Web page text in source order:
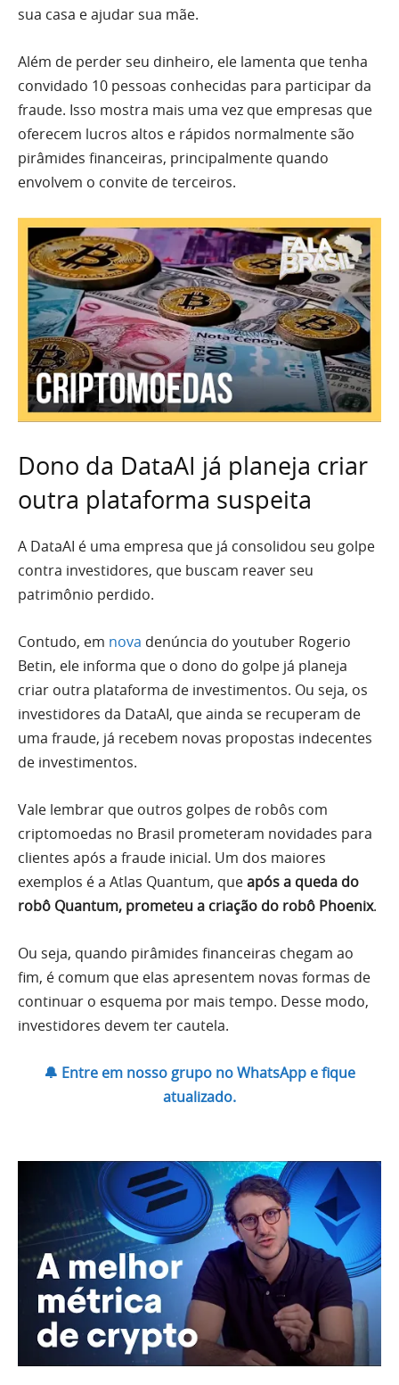
sua casa e ajudar sua mãe.
Além de perder seu dinheiro, ele lamenta que tenha
convidado 10 pessoas conhecidas para participar da
fraude. Isso mostra mais uma vez que empresas que
oferecem lucros altos e rápidos normalmente são
pirâmides financeiras, principalmente quando
envolvem o convite de terceiros.
Dono da DataAI já planeja criar
outra plataforma suspeita
A DataAI é uma empresa que já consolidou seu golpe
contra investidores, que buscam reaver seu
patrimônio perdido.
Contudo, em nova denúncia do youtuber Rogerio
Betin, ele informa que o dono do golpe já planeja
criar outra plataforma de investimentos. Ou seja, os
investidores da DataAI, que ainda se recuperam de
uma fraude, já recebem novas propostas indecentes
de investimentos.
Vale lembrar que outros golpes de robôs com
criptomoedas no Brasil prometeram novidades para
clientes após a fraude inicial. Um dos maiores
exemplos é a Atlas Quantum, queapós a queda do
robô Quantum, prometeu a criação do robô Phoenix.
Ou seja, quando pirâmides financeiras chegam ao
fim, é comum que elas apresentem novas formas de
continuar o esquema por mais tempo. Desse modo,
investidores devem ter cautela.
🔔 Entre em nosso grupo no WhatsApp e fique
atualizado.